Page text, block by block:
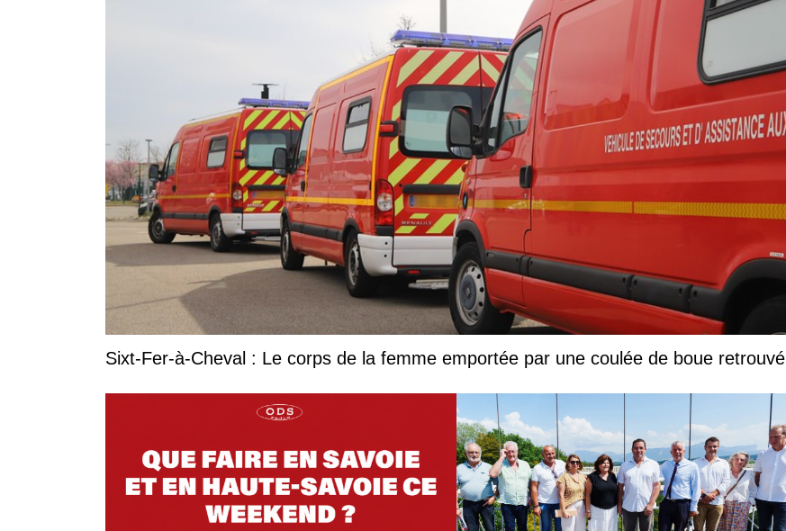
Sixt-Fer-à-Cheval : Le corps de la femme emportée par une coulée de boue retrouvé